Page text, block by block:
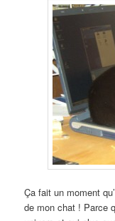
Ça fait un moment
de mon chat ! Parce